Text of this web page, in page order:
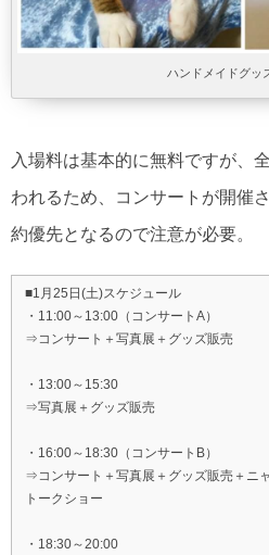
ハンドメイドグッ
入場料は基本的に無料ですが、
われるため、コンサートが開催
約優先となるので注意が必要。
■1月25日(土)スケジュール
・11:00～13:00（コンサートA）
⇒コンサート＋写真展＋グッズ販売
・13:00～15:30
⇒写真展＋グッズ販売
​・16:00～18:30（コンサートB）
⇒コンサート＋写真展＋グッズ販売＋ニ
トークショー
​・18:30～20:00